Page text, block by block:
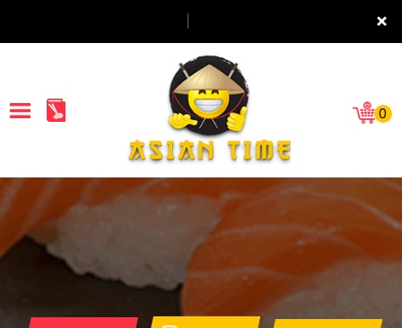
×
ACCUEIL
LA CARTE
0